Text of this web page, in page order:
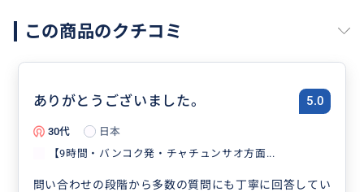
この商品のクチコミ
ありがとうございました。 5.0
30代
日本
【9時間・バンコク発・チャチュンサオ方面...
問い合わせの段階から多数の質問にも丁寧に回答してい